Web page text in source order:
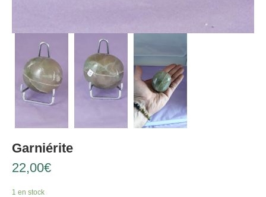
Garniérite
22,00€
1 en stock